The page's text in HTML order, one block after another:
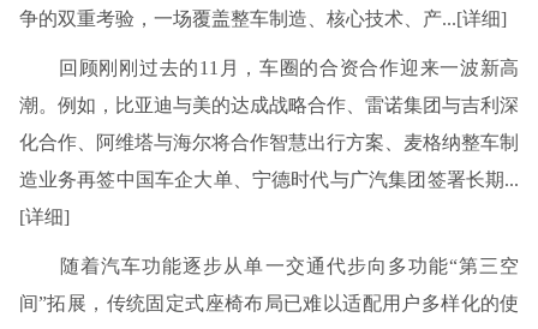
争的双重考验，一场覆盖整车制造、核心技术、产...[详细]
回顾刚刚过去的11月，车圈的合资合作迎来一波新高
潮。例如，比亚迪与美的达成战略合作、雷诺集团与吉利深
化合作、阿维塔与海尔将合作智慧出行方案、麦格纳整车制
造业务再签中国车企大单、宁德时代与广汽集团签署长期...
[详细]
随着汽车功能逐步从单一交通代步向多功能“第三空
间”拓展，传统固定式座椅布局已难以适配用户多样化的使